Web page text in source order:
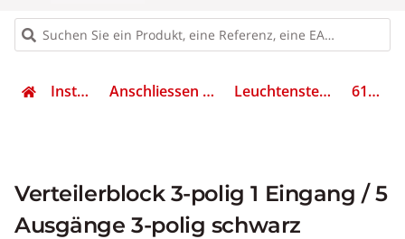
Installation Anschliessen & Verbinden Leuchtensteckverbinder 6108082
Verteilerblock 3-polig 1 Eingang / 5
Ausgänge 3-polig schwarz